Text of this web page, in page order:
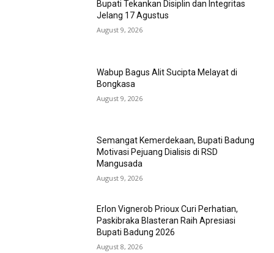
Bupati Tekankan Disiplin dan Integritas
Jelang 17 Agustus
August 9, 2026
Wabup Bagus Alit Sucipta Melayat di
Bongkasa
August 9, 2026
Semangat Kemerdekaan, Bupati Badung
Motivasi Pejuang Dialisis di RSD
Mangusada
August 9, 2026
Erlon Vignerob Prioux Curi Perhatian,
Paskibraka Blasteran Raih Apresiasi
Bupati Badung 2026
August 8, 2026